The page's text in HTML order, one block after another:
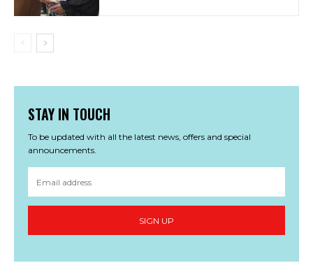
STAY IN TOUCH
To be updated with all the latest news, offers and special
announcements.
SIGN UP